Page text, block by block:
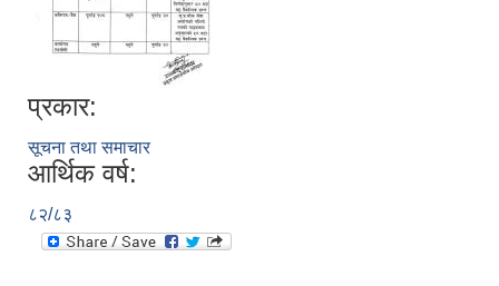
प्रकार:
सूचना तथा समाचार
आर्थिक वर्ष:
८२/८३